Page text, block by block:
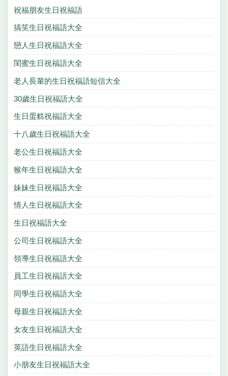
祝福朋友生日祝福語
搞笑生日祝福語大全
戀人生日祝福語大全
閨蜜生日祝福語大全
老人長輩的生日祝福語短信大全
30歲生日祝福語大全
生日蛋糕祝福語大全
十八歲生日祝福語大全
老公生日祝福語大全
猴年生日祝福語大全
妹妹生日祝福語大全
情人生日祝福語大全
生日祝福語大全
公司生日祝福語大全
領導生日祝福語大全
員工生日祝福語大全
同學生日祝福語大全
母親生日祝福語大全
女友生日祝福語大全
英語生日祝福語大全
小朋友生日祝福語大全